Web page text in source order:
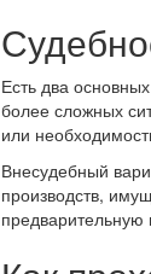
Есть два
более сложных
или
Внесудебный
производств,
предварительную